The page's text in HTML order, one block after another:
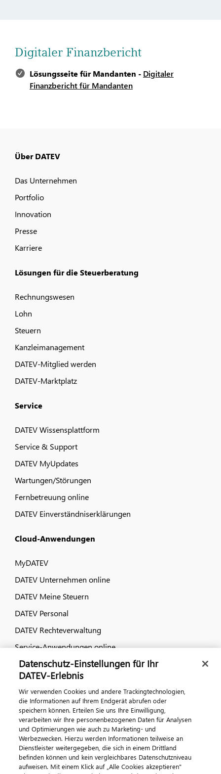
Digitaler Finanzbericht
Lösungsseite für Mandanten - Digitaler
Finanzbericht für Mandanten
Über DATEV
Das Unternehmen
Portfolio
Innovation
Presse
Karriere
Lösungen für die Steuerberatung
Rechnungswesen
Lohn
Steuern
Kanzleimanagement
DATEV-Mitglied werden
DATEV-Marktplatz
Service
DATEV Wissensplattform
Service & Support
DATEV MyUpdates
Wartungen/Störungen
Fernbetreuung online
DATEV Einverständniserklärungen
Cloud-Anwendungen
MyDATEV
DATEV Unternehmen online
DATEV Meine Steuern
DATEV Personal
DATEV Rechteverwaltung
Service-Anwendungen online
Dialog & Medien
Veranstaltungen
DATEV magazin
DATEV-Community
DATEV-Newsletter
Datenschutz-Einstellungen für Ihr
DATEV-Erlebnis
Wir verwenden Cookies und andere Trackingtechnologien,
die Informationen auf Ihrem Endgerät abrufen oder
speichern können. Erteilen Sie uns Ihre Einwilligung,
verarbeiten wir Ihre personenbezogenen Daten für Analysen
und Optimierungen wie auch zu Marketing- und
Werbezwecken. Hierzu werden Informationen teilweise an
Dienstleister weitergegeben, die sich in einem Drittland
befinden können und kein vergleichbares Datenschutzniveau
aufweisen. Mit einem Klick auf „Alle Cookies akzeptieren"